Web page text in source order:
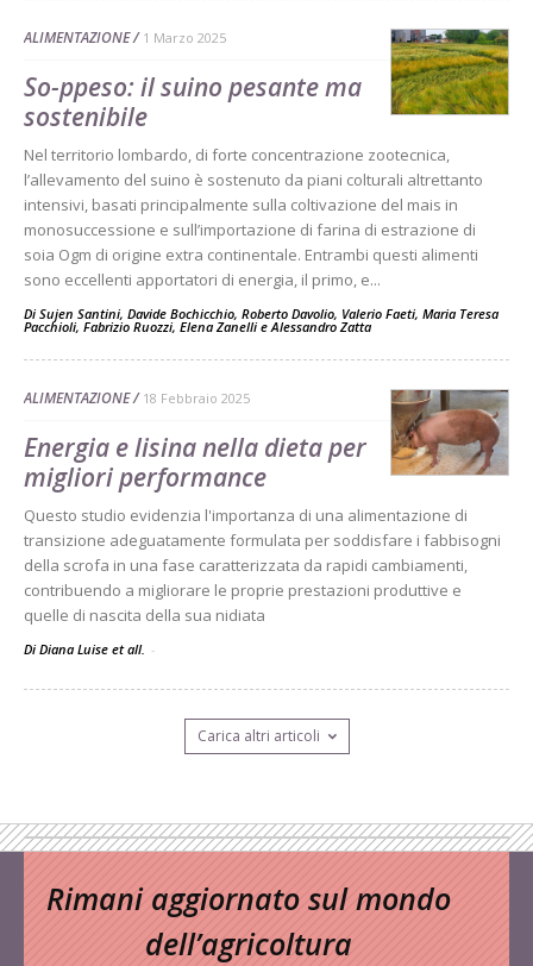
ALIMENTAZIONE 1 Marzo 2025
So-ppeso: il suino pesante ma
sostenibile
Nel territorio lombardo, di forte concentrazione zootecnica,
l’allevamento del suino è sostenuto da piani colturali altrettanto
intensivi, basati principalmente sulla coltivazione del mais in
monosuccessione e sull’importazione di farina di estrazione di
soia Ogm di origine extra continentale. Entrambi questi alimenti
sono eccellenti apportatori di energia, il primo, e...
Di Sujen Santini, Davide Bochicchio, Roberto Davolio, Valerio Faeti, Maria Teresa
Pacchioli, Fabrizio Ruozzi, Elena Zanelli eAlessandro Zatta
ALIMENTAZIONE 18 Febbraio 2025
Energia e lisina nella dieta per
migliori performance
Questo studio evidenzia l'importanza di una alimentazione di
transizione adeguatamente formulata per soddisfare i fabbisogni
della scrofa in una fase caratterizzata da rapidi cambiamenti,
contribuendo a migliorare le proprie prestazioni produttive e
quelle di nascita della sua nidiata
Di Diana Luise et all. -
Carica altri articoli
Rimani aggiornato sul mondo
dell’agricoltura